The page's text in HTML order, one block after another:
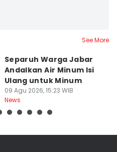
See More
Separuh Warga Jabar
Andalkan Air Minum Isi
Ulang untuk Minum
09 Agu 2026, 15:23 WIB
News